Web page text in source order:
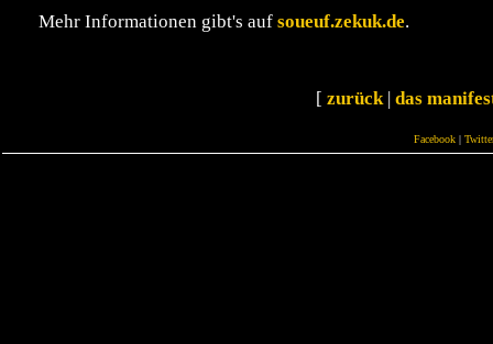
Mehr Informationen gibt's auf soueuf.zekuk.de.
[zurück|das
Facebook |